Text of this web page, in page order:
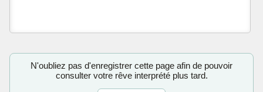
N'oubliez pas d'enregistrer cette page afin de pouvoir
consulter votre rêve interprété plus tard.